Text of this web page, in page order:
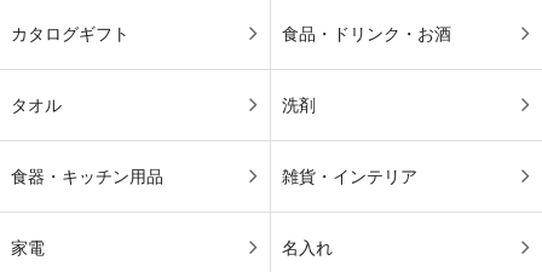
カタログギフト 食品・ドリンク・お酒
タオル 洗剤
食器・キッチン用品 雑貨・インテリア
家電 名入れ